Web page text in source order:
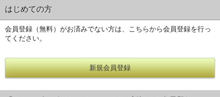
はじめての方
会員登録（無料）がお済みでない方は、こちらから会員登録を行っ
てください。
新規会員登録